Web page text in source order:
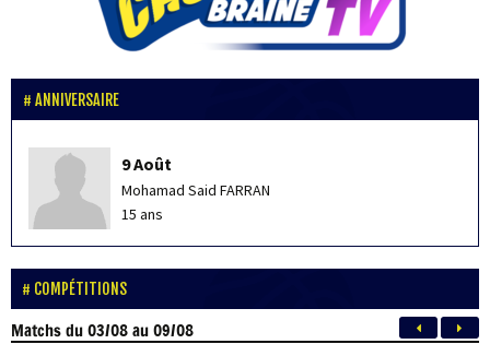
ANNIVERSAIRE
9 Août
Mohamad Said FARRAN
15 ans
COMPÉTITIONS
Matchsdu 03/08 au 09/08